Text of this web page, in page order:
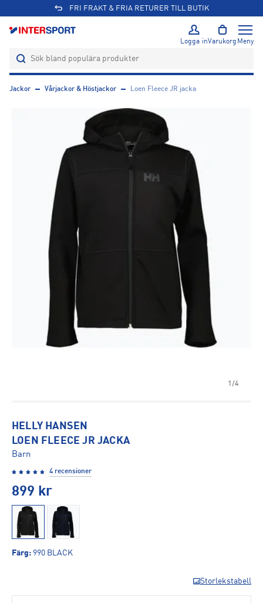
FRI FRAKT & FRIA RETURER TILL BUTIK
Logga inVarukorg Meny
Jackor Vårjackor & Höstjackor Loen Fleece JR jacka
1/4
HELLY HANSEN
LOEN FLEECE JR JACKA
Barn
4 recensioner
899 kr
Färg: 990 BLACK
Storlekstabell